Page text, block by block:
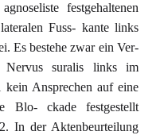
festgehaltenen
Fuss- kante links
Es bestehe zwar ein Ver-
suralis links im
kein Ansprechen auf eine
Blo- ckade festgestellt
In der Aktenbeurteilung